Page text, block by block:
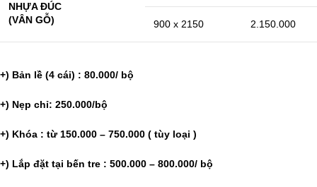
NHỰA ĐÚC
(VÂN GỖ)
900 x 2150 2.150.000
+) Bản lề (4 cái) : 80.000/ bộ
+) Nẹp chỉ: 250.000/bộ
+) Khóa : từ 150.000 – 750.000 ( tùy loại )
+) Lắp đặt tại bến tre : 500.000 – 800.000/ bộ